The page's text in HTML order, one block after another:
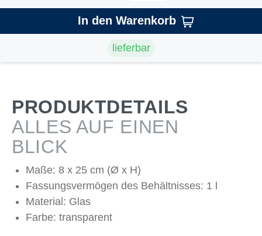
In den Warenkorb
lieferbar
PRODUKTDETAILS
ALLES AUF EINEN
BLICK
Maße: 8 x 25 cm (Ø x H)
Fassungsvermögen des Behältnisses: 1 l
Material: Glas
Farbe: transparent